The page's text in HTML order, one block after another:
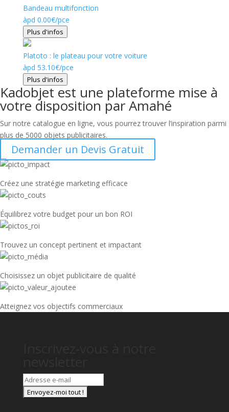
Bandeau multifonction
àpd 0.00€/pce
Plus d'infos
Platoto : le plateau pour votre voiture
àpd 53.10€/pce
Plus d'infos
Kadobjet est une plateforme mise à
votre disposition par Amahé
Sur notre catalogue en ligne, vous pourrez trouver l’inspiration parmi
plus de 5000 objets publicitaires.
Demander un Devis Gratuit
Créez une stratégie marketing efficace
Équilibrez votre budget pour un bon ROI
Trouvez un concept pertinent et impactant
Choisissez un objet publicitaire de qualité
Atteignez vos objectifs commerciaux